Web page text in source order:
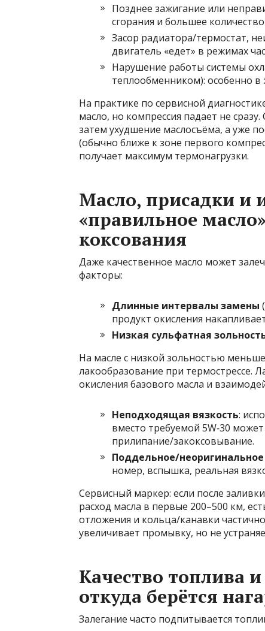
Позднее зажигание или
сгорания и большее
Засор радиатора/термостат,
двигатель «едет» в режимах
Нарушение работы системы
теплообменником): особенно в
На практике по сервисной
масло, но компрессия падает не
затем ухудшение маслосъёма, а уже
(обычно ближе к зоне первого
получает максимум термонагрузки.
Масло, присадки и
«правильное
коксования
Даже качественное масло может
факторы:
Длинные интервалы замены
продукт окисления
Низкая сульфатная
На масле с низкой зольностью
лакообразование при термострессе.
окисления базового масла и
Неподходящая вязкость:
вместо требуемой 5W‑30
прилипание/закоксовывание.
Поддельное/
номер, вспышка, реальная
Сервисный маркер: если после
расход масла в первые 200–500 км,
отложения и кольца/канавки
увеличивает промывку, но не
Качество топлива
откуда берётся
Залегание часто подпитывается